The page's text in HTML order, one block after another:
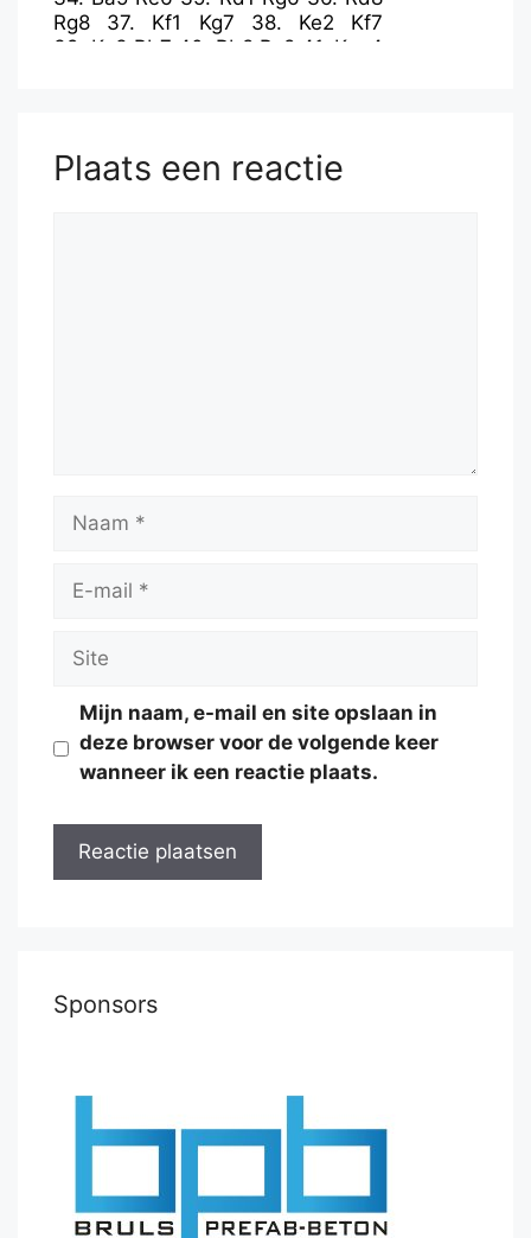
Rg8
37. Kf1 Kg7 38. Ke2
Kf7
39. Ke3 Bb7 40. Rb8 Bc8 41. Kxe4
50.Rh8+ Kd7 51.c8=Q+
Bxc8
Plaats een reactie
Naam
Site
Mijn naam, e-mail en site opslaan in
deze browser voor de volgende keer
wanneer ik een reactie plaats.
Sponsors